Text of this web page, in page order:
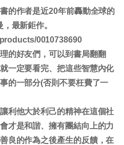
的作者是近20年前轟動全球的
最新鉅作。
0010738690
的好友們，可以到書局翻翻
一定要看完、把這些智慧內化
的一部分(否則不要枉費了一
利他大於利己的精神在這個社
才是和諧、擁有團結向上的力
良的作為之後產生的反饋，在